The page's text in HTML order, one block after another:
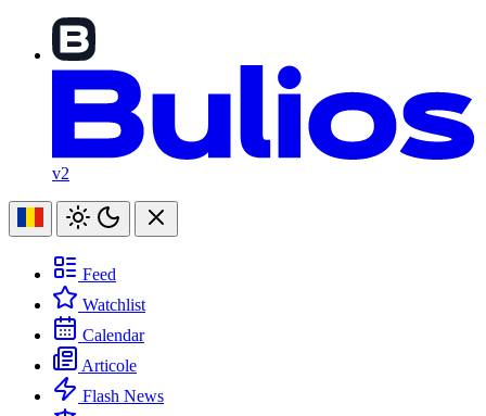
v2
Feed
Watchlist
Calendar
Articole
Flash News